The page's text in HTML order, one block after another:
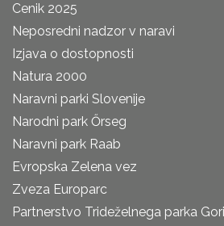
Cenik 2025
Neposredni nadzor v naravi
Izjava o dostopnosti
Natura 2000
Naravni parki Slovenije
Narodni park Őrseg
Naravni park Raab
Evropska Zelena vez
Zveza Europarc
Partnerstvo Trideželnega parka